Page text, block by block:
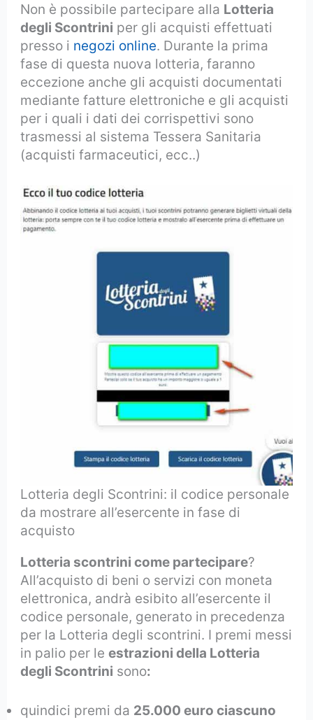
Non è possibile partecipare alla Lotteria
degli Scontrini per gli acquisti effettuati
presso i negozi online. Durante la prima
fase di questa nuova lotteria, faranno
eccezione anche gli acquisti documentati
mediante fatture elettroniche e gli acquisti
per i quali i dati dei corrispettivi sono
trasmessi al sistema Tessera Sanitaria
(acquisti farmaceutici, ecc..)
Lotteria degli Scontrini: il codice personale
da mostrare all’esercente in fase di
acquisto
Lotteria scontrini come partecipare?
All’acquisto di beni o servizi con moneta
elettronica, andrà esibito all’esercente il
codice personale, generato in precedenza
per la Lotteria degli scontrini. I premi messi
in palio per leestrazioni della Lotteria
degli Scontrini sono:
quindici premi da 25.000 euro ciascuno